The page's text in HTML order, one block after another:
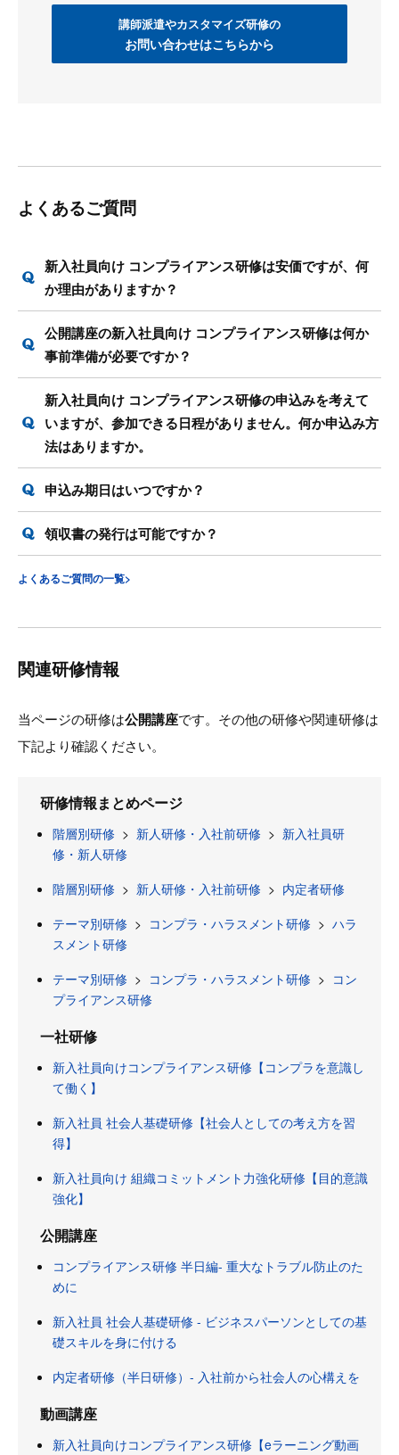
講師派遣やカスタマイズ研修の
お問い合わせはこちらから
よくあるご質問
新入社員向け コンプライアンス研修は安価ですが、何
か理由がありますか？
公開講座の新入社員向け コンプライアンス研修は何か
事前準備が必要ですか？
新入社員向け コンプライアンス研修の申込みを考えて
いますが、参加できる日程がありません。何か申込み方
法はありますか。
申込み期日はいつですか？
領収書の発行は可能ですか？
よくあるご質問の一覧>
関連研修情報
当ページの研修は公開講座です。その他の研修や関連研修は
下記より確認ください。
研修情報まとめページ
階層別研修 > 新人研修・入社前研修 > 新入社員研
修・新人研修
階層別研修 > 新人研修・入社前研修 > 内定者研修
テーマ別研修 > コンプラ・ハラスメント研修 > ハラ
スメント研修
テーマ別研修 > コンプラ・ハラスメント研修 > コン
プライアンス研修
一社研修
新入社員向けコンプライアンス研修【コンプラを意識し
て働く】
新入社員 社会人基礎研修【社会人としての考え方を習
得】
新入社員向け 組織コミットメント力強化研修【目的意識
強化】
公開講座
コンプライアンス研修 半日編- 重大なトラブル防止のた
めに
新入社員 社会人基礎研修 - ビジネスパーソンとしての基
礎スキルを身に付ける
内定者研修（半日研修）- 入社前から社会人の心構えを
動画講座
新入社員向けコンプライアンス研修【eラーニング動画